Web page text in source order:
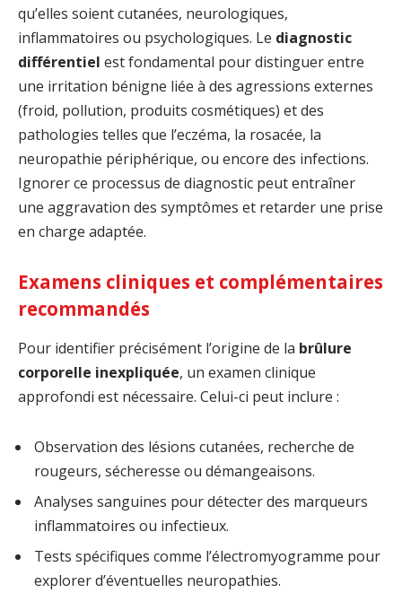
qu’elles soient cutanées, neurologiques,
inflammatoires ou psychologiques. Le diagnostic
différentiel est fondamental pour distinguer entre
une irritation bénigne liée à des agressions externes
(froid, pollution, produits cosmétiques) et des
pathologies telles que l’eczéma, la rosacée, la
neuropathie périphérique, ou encore des infections.
Ignorer ce processus de diagnostic peut entraîner
une aggravation des symptômes et retarder une prise
en charge adaptée.
Examens cliniques et complémentaires
recommandés
Pour identifier précisément l’origine de la brûlure
corporelle inexpliquée, un examen clinique
approfondi est nécessaire. Celui-ci peut inclure :
Observation des lésions cutanées, recherche de
rougeurs, sécheresse ou démangeaisons.
Analyses sanguines pour détecter des marqueurs
inflammatoires ou infectieux.
Tests spécifiques comme l’électromyogramme pour
explorer d’éventuelles neuropathies.